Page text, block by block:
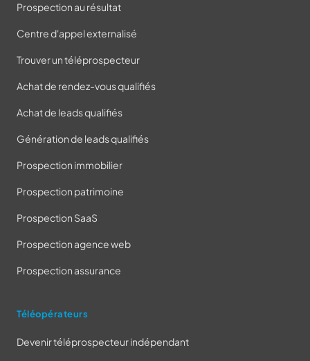
Prospection au résultat
Centre d'appel externalisé
Trouver un téléprospecteur
Achat de rendez-vous qualifiés
Achat de leads qualifiés
Génération de leads qualifiés
Prospection immobilier
Prospection patrimoine
Prospection SaaS
Prospection agence web
Prospection assurance
Téléopérateurs
Devenir téléprospecteur indépendant